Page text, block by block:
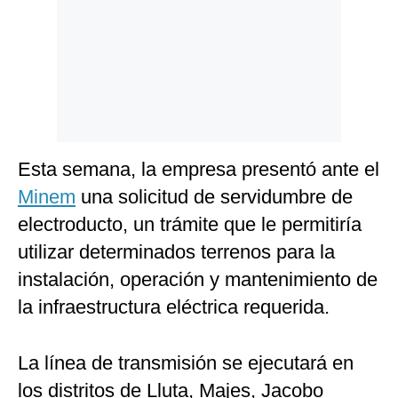
Esta semana, la empresa presentó ante el
Minem una solicitud de servidumbre de
electroducto, un trámite que le permitiría
utilizar determinados terrenos para la
instalación, operación y mantenimiento de
la infraestructura eléctrica requerida.
La línea de transmisión se ejecutará en
los distritos de Lluta, Majes, Jacobo